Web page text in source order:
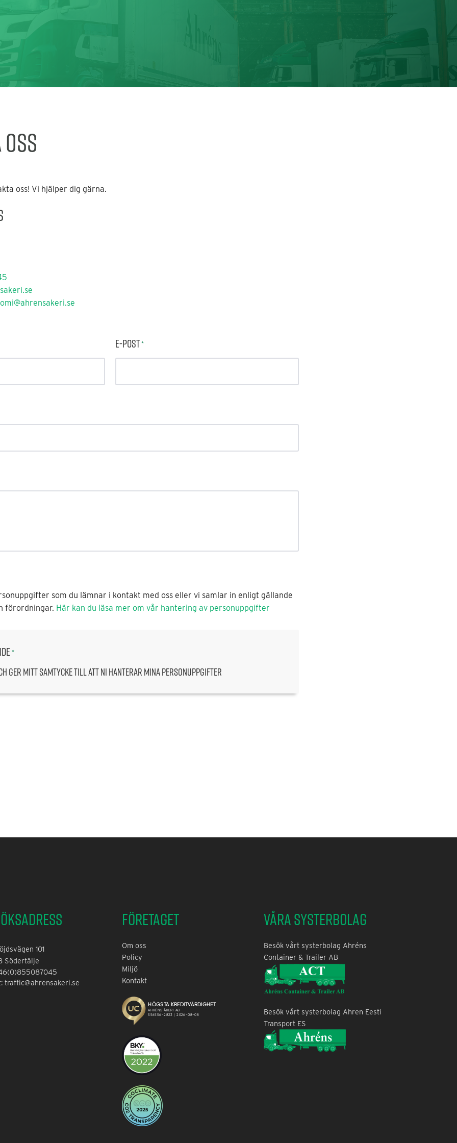
oss! Vi hjälper dig gärna.
E-post*
som du lämnar i kontakt med oss eller vi samlar in enligt gällande
förordningar. Här kan du läsa mer om vår hantering av personuppgifter
*
ger mitt samtycke till att ni hanterar mina personuppgifter
101
Södertälje
traffic@ahrensakeri.se
Företaget
Om oss
Policy
Miljö
Kontakt
Våra systerbolag
Besök vårt systerbolag Ahréns
Container & Trailer AB
Besök vårt systerbolag Ahren Eesti
Transport ES